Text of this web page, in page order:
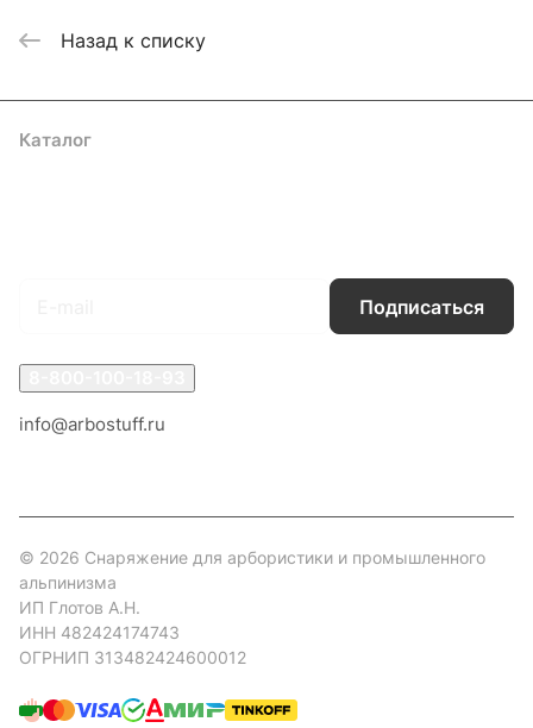
Назад к списку
Каталог
Подписаться
info@arbostuff.ru
© 2026 Снаряжение для арбористики и промышленного
альпинизма
ИП Глотов А.Н.
ИНН 482424174743
ОГРНИП 313482424600012